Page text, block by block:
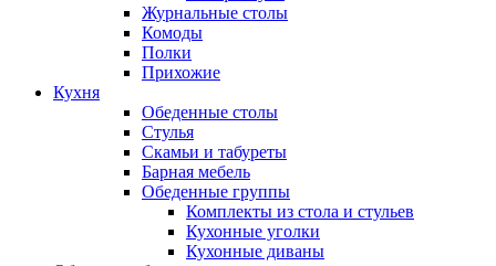
Журнальные столы
Комоды
Полки
Прихожие
Кухня
Обеденные столы
Стулья
Скамьи и табуреты
Барная мебель
Обеденные группы
Комплекты из стола и стульев
Кухонные уголки
Кухонные диваны